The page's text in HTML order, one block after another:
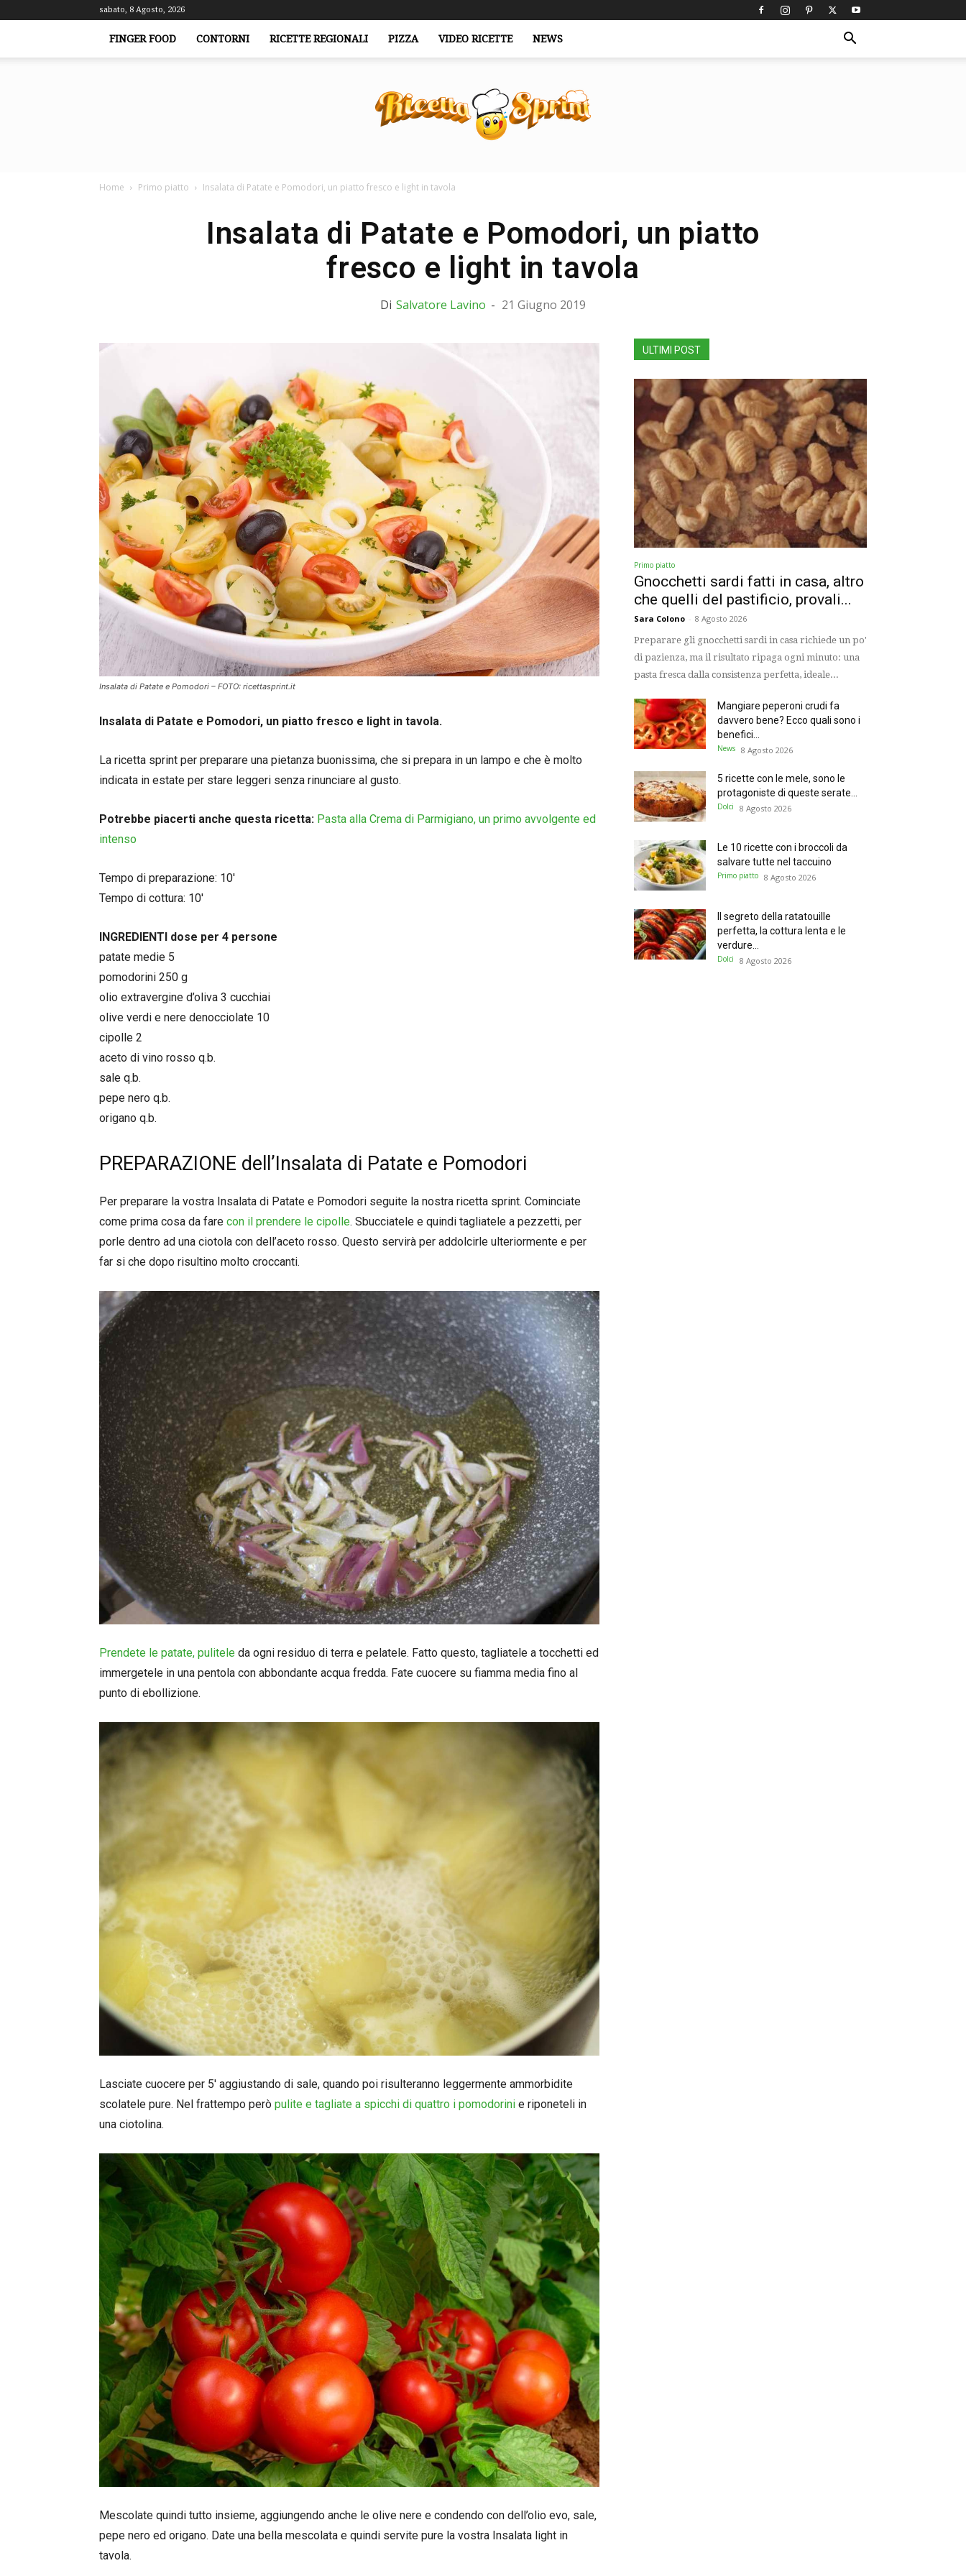
sabato, 8 Agosto, 2026
FINGER FOOD CONTORNI RICETTE REGIONALI PIZZA VIDEO RICETTE NEWS
Home Primo piatto Insalata di Patate e Pomodori, un piatto fresco e light in tavola
Insalata di Patate e Pomodori, un piatto
fresco e light in tavola
Di Salvatore Lavino - 21 Giugno 2019
Insalata di Patate e Pomodori – FOTO: ricettasprint.it
Insalata di Patate e Pomodori, un piatto fresco e light in tavola.
La ricetta sprint per preparare una pietanza buonissima, che si prepara in un lampo e che è molto
indicata in estate per stare leggeri senza rinunciare al gusto.
Potrebbe piacerti anche questa ricetta: Pasta alla Crema di Parmigiano, un primo avvolgente ed
intenso
Tempo di preparazione: 10′
Tempo di cottura: 10′
INGREDIENTI dose per 4 persone
patate medie 5
pomodorini 250 g
olio extravergine d’oliva 3 cucchiai
olive verdi e nere denocciolate 10
cipolle 2
aceto di vino rosso q.b.
sale q.b.
pepe nero q.b.
origano q.b.
PREPARAZIONE dell’Insalata di Patate e Pomodori
Per preparare la vostra Insalata di Patate e Pomodori seguite la nostra ricetta sprint. Cominciate
come prima cosa da fare con il prendere le cipolle. Sbucciatele e quindi tagliatele a pezzetti, per
porle dentro ad una ciotola con dell’aceto rosso. Questo servirà per addolcirle ulteriormente e per
far si che dopo risultino molto croccanti.
Prendete le patate, pulitele da ogni residuo di terra e pelatele. Fatto questo, tagliatele a tocchetti ed
immergetele in una pentola con abbondante acqua fredda. Fate cuocere su fiamma media fino al
punto di ebollizione.
Lasciate cuocere per 5′ aggiustando di sale, quando poi risulteranno leggermente ammorbidite
scolatele pure. Nel frattempo però pulite e tagliate a spicchi di quattro i pomodorini e riponeteli in
una ciotolina.
Mescolate quindi tutto insieme, aggiungendo anche le olive nere e condendo con dell’olio evo, sale,
pepe nero ed origano. Date una bella mescolata e quindi servite pure la vostra Insalata light in
tavola.
ULTIMI POST
Primo piatto
Gnocchetti sardi fatti in casa, altro
che quelli del pastificio, provali...
Sara Colono - 8 Agosto 2026
Preparare gli gnocchetti sardi in casa richiede un po'
di pazienza, ma il risultato ripaga ogni minuto: una
pasta fresca dalla consistenza perfetta, ideale...
Mangiare peperoni crudi fa
davvero bene? Ecco quali sono i
benefici...
News 8 Agosto 2026
5 ricette con le mele, sono le
protagoniste di queste serate...
Dolci 8 Agosto 2026
Le 10 ricette con i broccoli da
salvare tutte nel taccuino
Primo piatto 8 Agosto 2026
Il segreto della ratatouille
perfetta, la cottura lenta e le
verdure...
Dolci 8 Agosto 2026